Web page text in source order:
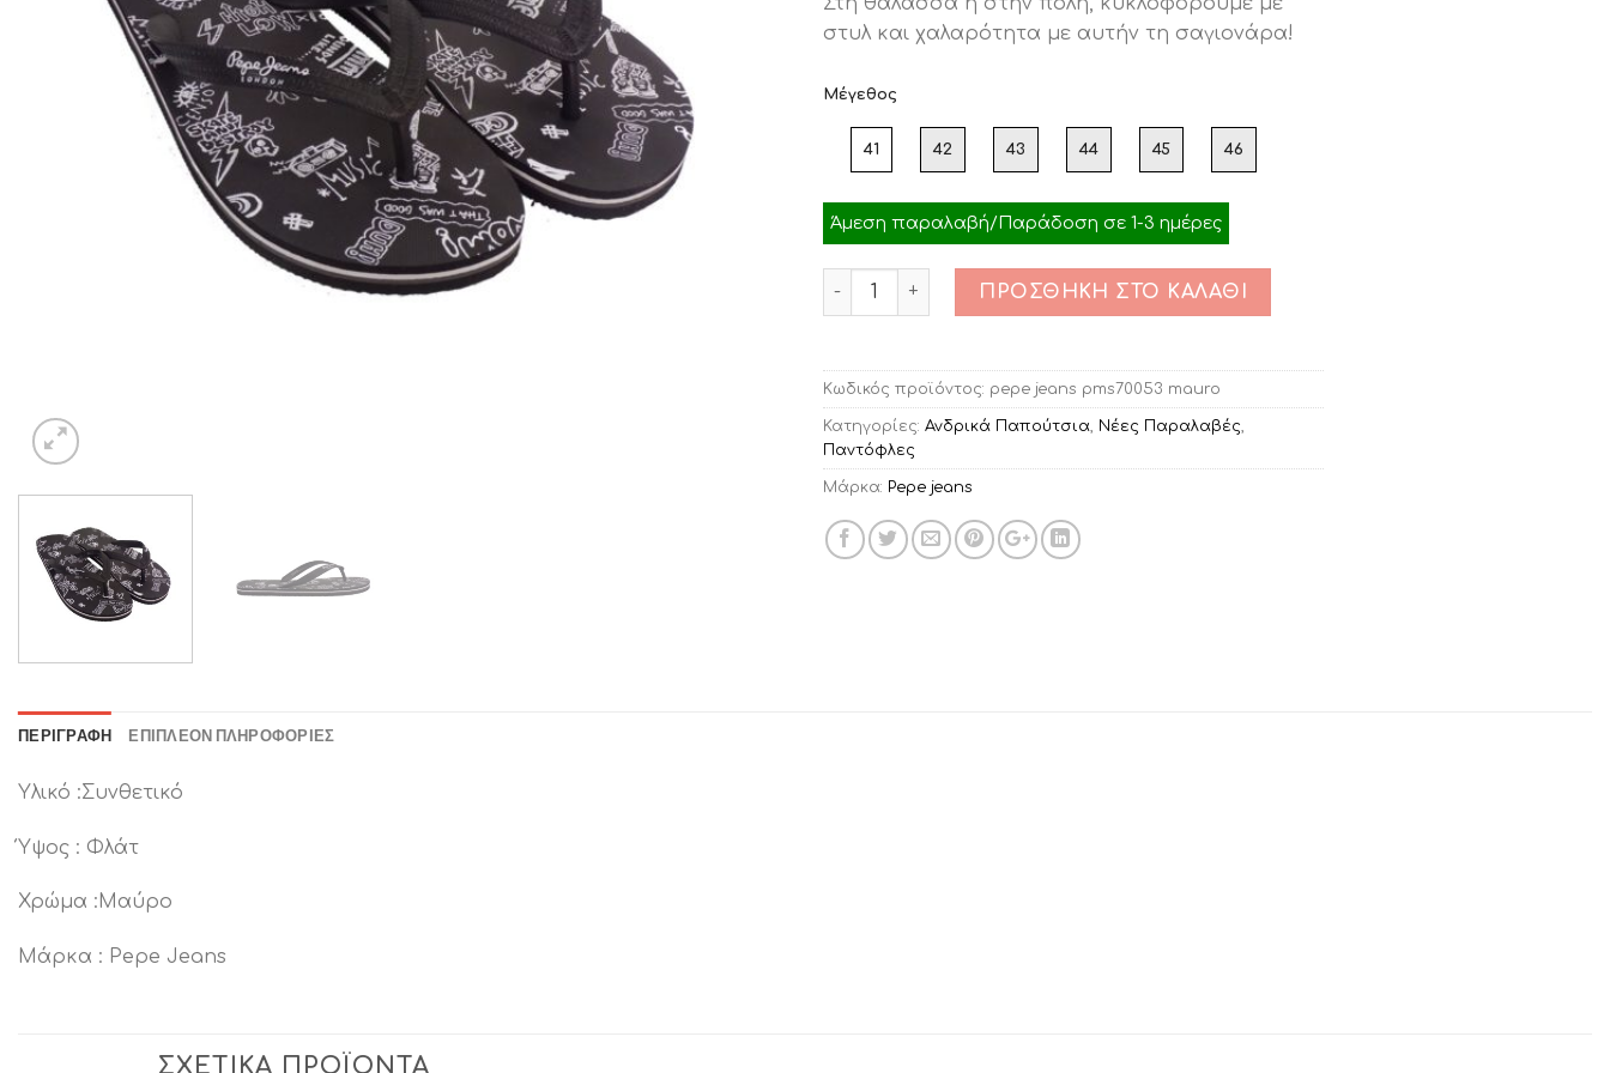
was:
€22.00.
τιμή
είναι:
στυλ και χαλαρότητα με αυτήν τη σαγιονάρα!
Μέγεθος
41 42 43 44 45 46
Άμεση παραλαβή/Παράδοση σε 1-3 ημέρες
Ποσότητα
ΠΡΟΣΘΉΚΗ ΣΤΟ ΚΑΛΆΘΙ
Κωδικός προϊόντος: pepe jeans pms70053 mauro
Κατηγορίες: Ανδρικά Παπούτσια Νέες Παραλαβές
Παντόφλες
Μάρκα: Pepe jeans
ΠΕΡΙΓΡΑΦΉ ΕΠΙΠΛΈΟΝ ΠΛΗΡΟΦΟΡΊΕΣ
Υλικό :Συνθετικό
Ύψος : Φλάτ
Χρώμα :Μαύρο
Μάρκα : Pepe Jeans
ΣΧΕΤΙΚΆ ΠΡΟΪΌΝΤΑ